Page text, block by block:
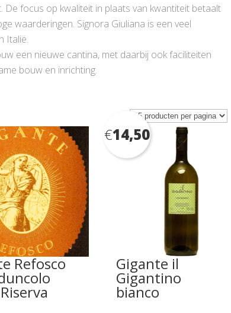
focus op kwaliteit in plaats van kwantiteit betaalt
waarderingen. Signora Giuliana is een veel
Italië.
een nieuwe cantina, met daarbij ook faciliteiten
bouw en inrichting.
Refosco Gigante il
Gigantino
bianco
€14,50